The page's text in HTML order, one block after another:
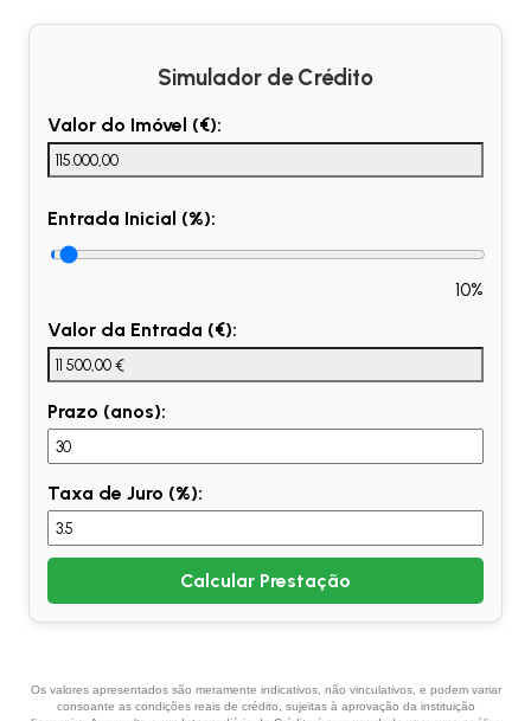
Simulador de Crédito
Valor do Imóvel (€):
Entrada Inicial (%):
10%
Valor da Entrada (€):
Prazo (anos):
Taxa de Juro (%):
Calcular Prestação
Os valores apresentados são meramente indicativos, não vinculativos, e podem variar
consoante as condições reais de crédito, sujeitas à aprovação da instituição